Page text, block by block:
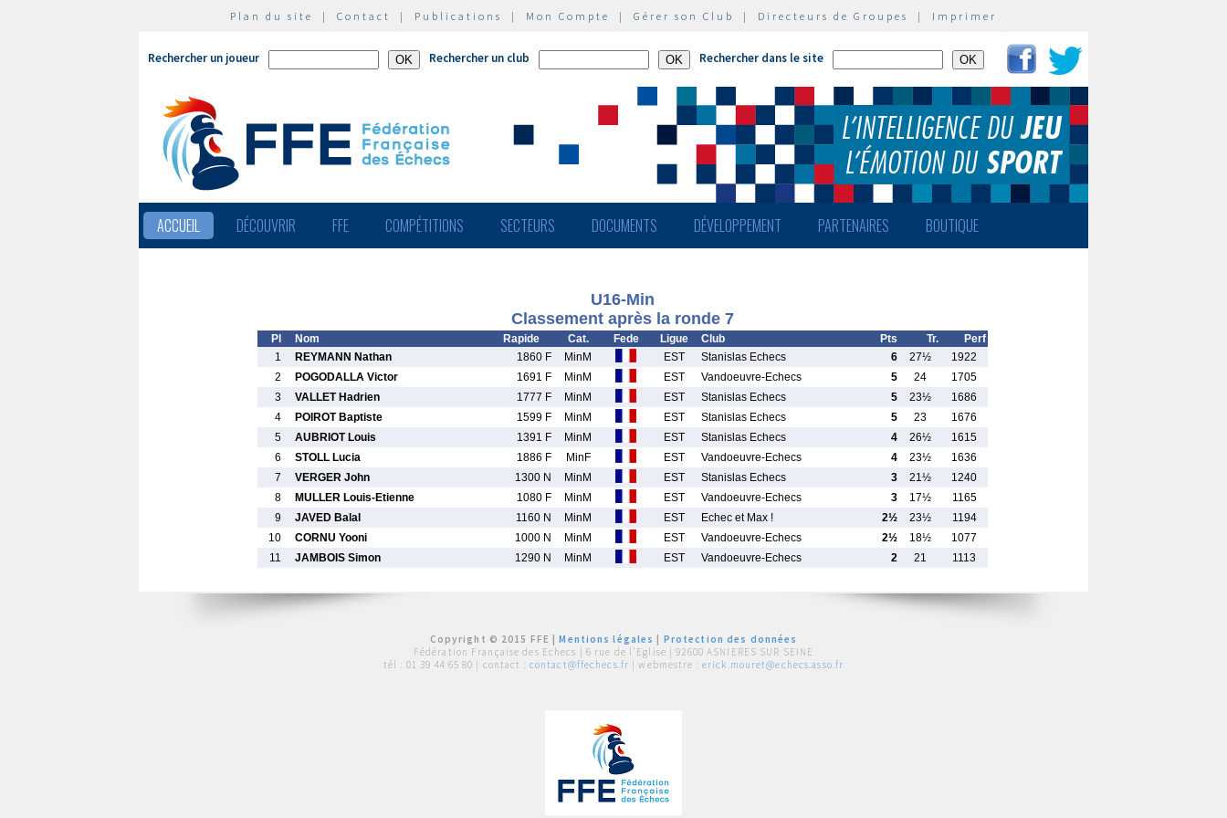
Plan du site | Contact | Publications | Mon Compte | Gérer son Club | Directeurs de Groupes | Imprimer
Rechercher un joueur Rechercher un club Rechercher dans le site
ACCUEIL DÉCOUVRIR FFE COMPÉTITIONS SECTEURS DOCUMENTS DÉVELOPPEMENT PARTENAIRES BOUTIQUE
U16-Min
Classement après la ronde 7
Pl Nom Rapide Cat. Fede Ligue Club Pts Tr.
Perf
1
REYMANN Nathan 1860 F MinM EST Stanislas Echecs 6 27½
1922
2
POGODALLA Victor 1691 F MinM EST Vandoeuvre-Echecs 5 24
1705
3
VALLET Hadrien 1777 F MinM EST Stanislas Echecs 5 23½
1686
4
POIROT Baptiste 1599 F MinM EST Stanislas Echecs 5 23
1676
5
AUBRIOT Louis 1391 F MinM EST Stanislas Echecs 4 26½
1615
6
STOLL Lucia 1886 F MinF EST Vandoeuvre-Echecs 4 23½
1636
7
VERGER John 1300 N MinM EST Stanislas Echecs 3 21½
1240
8
MULLER Louis-Etienne 1080 F MinM EST Vandoeuvre-Echecs 3 17½
1165
9
JAVED Balal 1160 N MinM EST Echec et Max ! 2½ 23½
1194
10
CORNU Yooni 1000 N MinM EST Vandoeuvre-Echecs 2½ 18½
1077
11
JAMBOIS Simon 1290 N MinM EST Vandoeuvre-Echecs 2 21 1113
Copyright © 2015 FFE |Mentions légales
Protection des données
Fédération Française des Echecs | 6 rue de l'Eglise | 92600 ASNIERES SUR SEINE
tél : 01 39 44 65 80 | contact : contact@ffechecs.fr | webmestre : erick.mouret@echecs.asso.fr